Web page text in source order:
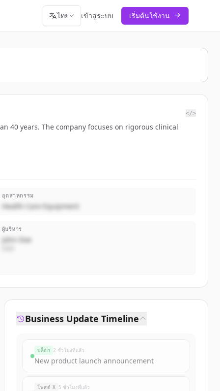
ไทย เข้าสู่ระบบ เริ่มต้นใช้งาน
</>
40 years. The company focuses on rigorous clinical
อุตสาหกรรม
Health Care Equipment
ผู้บริหาร
John Doe
Business Update Timeline
บล็อก 2 ชั่วโมงที่แล้ว
New product launch announcement
โพสต์ X 5 ชั่วโมงที่แล้ว